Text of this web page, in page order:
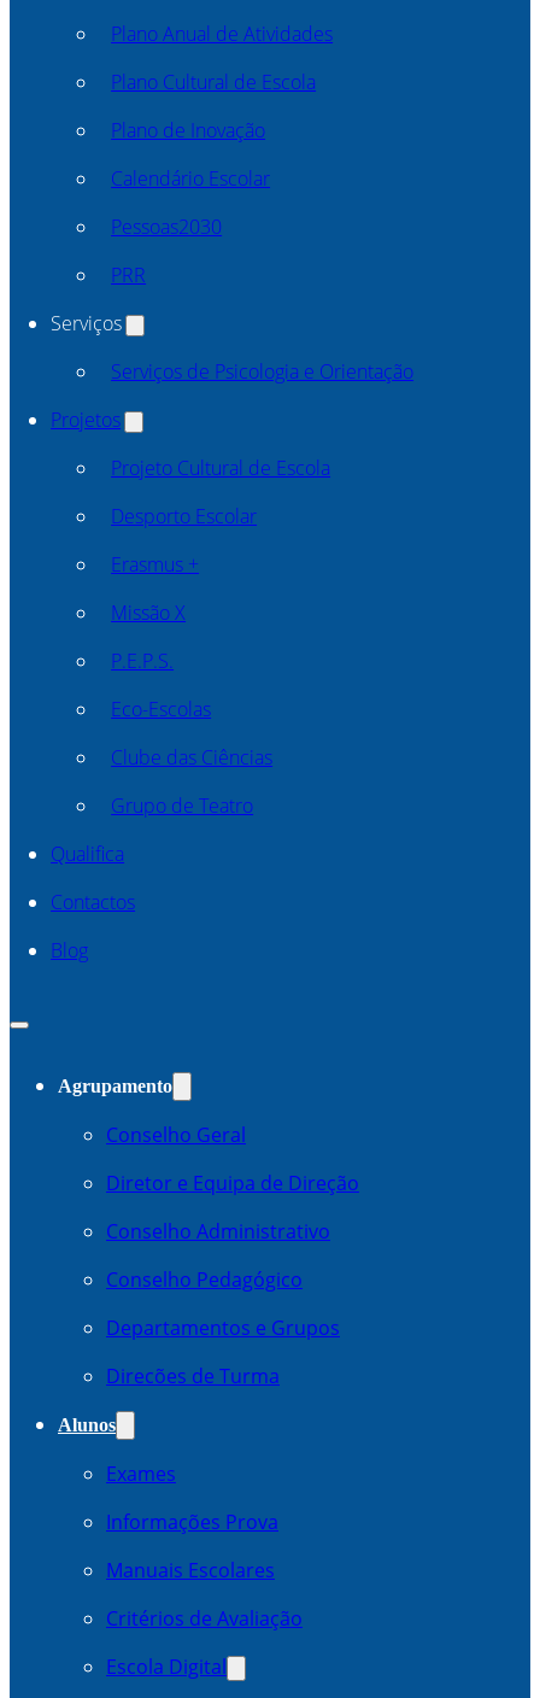
Plano Anual de Atividades
Plano Cultural de Escola
Plano de Inovação
Calendário Escolar
Pessoas2030
PRR
Serviços
Serviços de Psicologia e Orientação
Projetos
Projeto Cultural de Escola
Desporto Escolar
Erasmus +
Missão X
P.E.P.S.
Eco-Escolas
Clube das Ciências
Grupo de Teatro
Qualifica
Contactos
Blog
Agrupamento
Conselho Geral
Diretor e Equipa de Direção
Conselho Administrativo
Conselho Pedagógico
Departamentos e Grupos
Direcões de Turma
Alunos
Exames
Informações Prova
Manuais Escolares
Critérios de Avaliação
Escola Digital